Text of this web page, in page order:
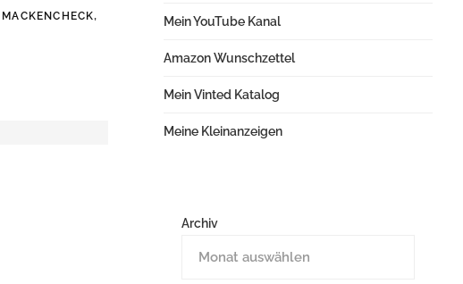
MACKENCHECK, Mein YouTube Kanal
Amazon Wunschzettel
Mein Vinted Katalog
Meine Kleinanzeigen
Archiv